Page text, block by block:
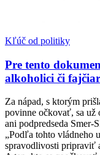
Kľúč od politiky
Pre tento
alkoholici či
Za nápad, s ktorým
povinne očkovať, sa
ani podpredseda Smer-
„Podľa tohto vládneho
spravodlivosti pripraviť